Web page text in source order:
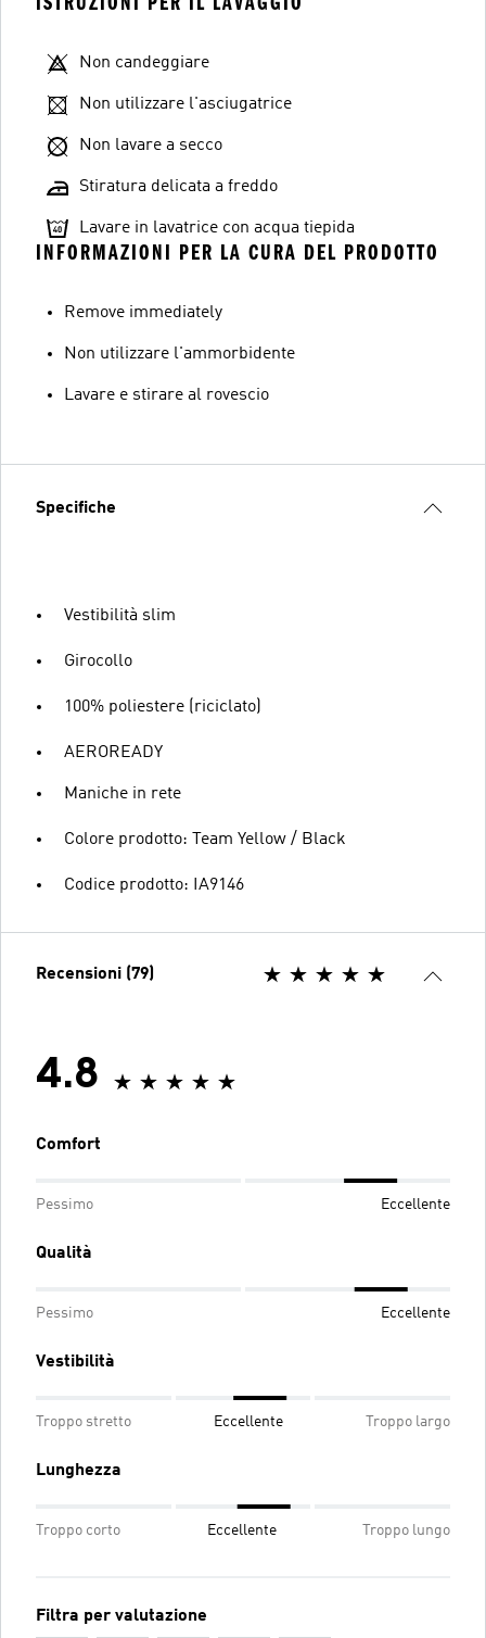
Non candeggiare
Non utilizzare l'asciugatrice
Non lavare a secco
Stiratura delicata a freddo
Lavare in lavatrice con acqua tiepida
INFORMAZIONI PER LA CURA DEL PRODOTTO
Remove immediately
Non utilizzare l'ammorbidente
Lavare e stirare al rovescio
Specifiche
Vestibilità slim
Girocollo
100% poliestere (riciclato)
AEROREADY
Maniche in rete
Colore prodotto: Team Yellow / Black
Codice prodotto: IA9146
Recensioni (79)
4.8
Comfort
Pessimo Eccellente
Qualità
Pessimo Eccellente
Vestibilità
Troppo stretto Eccellente Troppo largo
Lunghezza
Troppo corto Eccellente Troppo lungo
Filtra per valutazione